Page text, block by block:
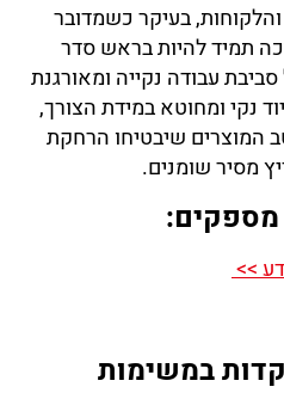
בעיקר כשמדובר
תמיד להיות בראש סדר
עבודה נקייה ומאורגנת
נקי ומחוטא במידת הצורך,
שיבטיחו הרחקת
מסיר שומנים.
מספקים:
>>
במשימות